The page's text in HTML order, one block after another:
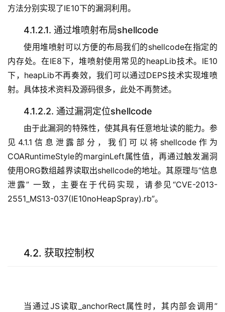
方法分别实现了IE10下的漏洞利用。
4.1.2.1. 通过堆喷射布局shellcode
使用堆喷射可以方便的布局我们的shellcode在指定的
内存处。在IE8下，堆喷射使用常见的heapLib技术。IE10
下，heapLib不再奏效，我们可以通过DEPS技术实现堆喷
射。具体技术资料及源码很多，此处不再赘述。
4.1.2.2. 通过漏洞定位shellcode
由于此漏洞的特殊性，使其具有任意地址读的能力。参
见4.1.1信息泄露部分，我们可以将shellcode作为
COARuntimeStyle的marginLeft属性值，再通过触发漏洞
使用ORG数组越界读取出shellcode的地址。其原理与“信息
泄露” 一致，主要在于代码实现，请参见“CVE-2013-
2551_MS13-037(IE10noHeapSpray).rb”。
4.2. 获取控制权
当通过JS读取_anchorRect属性时，其内部会调用”